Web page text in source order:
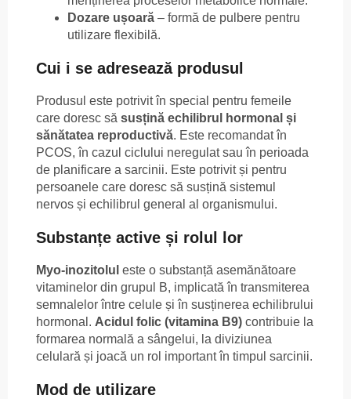
Dozare ușoară – formă de pulbere pentru
utilizare flexibilă.
Cui i se adresează produsul
Produsul este potrivit în special pentru femeile
care doresc să susțină echilibrul hormonal și
sănătatea reproductivă. Este recomandat în
PCOS, în cazul ciclului neregulat sau în perioada
de planificare a sarcinii. Este potrivit și pentru
persoanele care doresc să susțină sistemul
nervos și echilibrul general al organismului.
Substanțe active și rolul lor
Myo-inozitolul este o substanță asemănătoare
vitaminelor din grupul B, implicată în transmiterea
semnalelor între celule și în susținerea echilibrului
hormonal. Acidul folic (vitamina B9) contribuie la
formarea normală a sângelui, la diviziunea
celulară și joacă un rol important în timpul sarcinii.
Mod de utilizare